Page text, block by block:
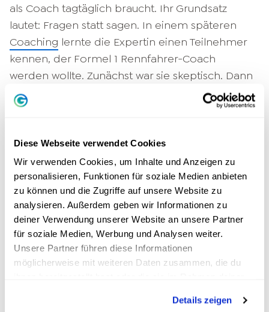
Diese Webseite verwendet Cookies
Wir verwenden Cookies, um Inhalte und Anzeigen zu
personalisieren, Funktionen für soziale Medien anbieten
zu können und die Zugriffe auf unsere Website zu
analysieren. Außerdem geben wir Informationen zu
deiner Verwendung unserer Website an unsere Partner
für soziale Medien, Werbung und Analysen weiter.
Unsere Partner führen diese Informationen
möglicherweise mit weiteren Daten zusammen, die du
Details zeigen
als Coach tagtäglich braucht. Ihr Grundsatz
lautet: Fragen statt sagen. In einem späteren
Coaching lernte die Expertin einen Teilnehmer
kennen, der Formel 1 Rennfahrer-Coach
werden wollte. Zunächst war sie skeptisch. Dann
erkundigte sie sich, wie er auf die Idee kam und
fragte nach. In ihrem Vortrag verrät sie: „Er
tatsächlich Benzin im Blut. Also: Fragen statt
sagen kann uns wirklich helfen, weniger zu
scheitern.“
Panikzone
In der zweiten Geschichte geht es um Sabine
Asgodoms allerersten Fernsehauftritt. Sie
beschreibt ihn wie folgt: „Er ist 24 Jahre her. Ich
das vom Beruf und Privatleben im